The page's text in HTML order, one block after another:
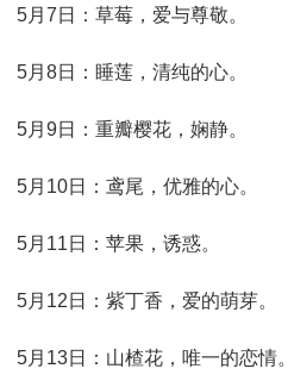
5月7日：草莓，爱与尊敬。
5月8日：睡莲，清纯的心。
5月9日：重瓣樱花，娴静。
5月10日：鸢尾，优雅的心。
5月11日：苹果，诱惑。
5月12日：紫丁香，爱的萌芽。
5月13日：山楂花，唯一的恋情。